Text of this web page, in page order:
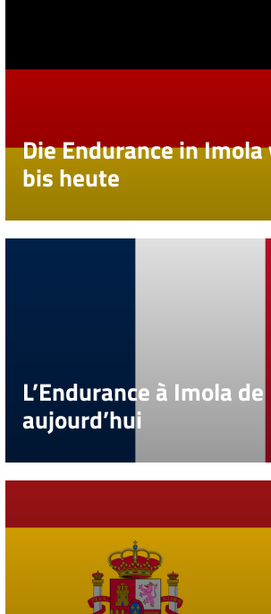
Die Endurance in
bis heute
L’Endurance à Imola
aujourd’hui